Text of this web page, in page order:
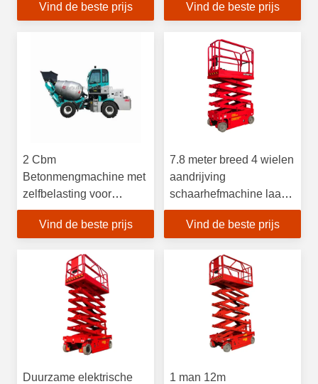
Chassis
Vind de beste prijs Vind de beste prijs
2 Cbm
Betonmengmachine met
zelfbelasting voor
bouwwerkzaamheden
Vind de beste prijs
7.8 meter breed 4 wielen
aandrijving
schaarhefmachine laag
energieverbruik
Vind de beste prijs
Duurzame elektrische
1 man 12m